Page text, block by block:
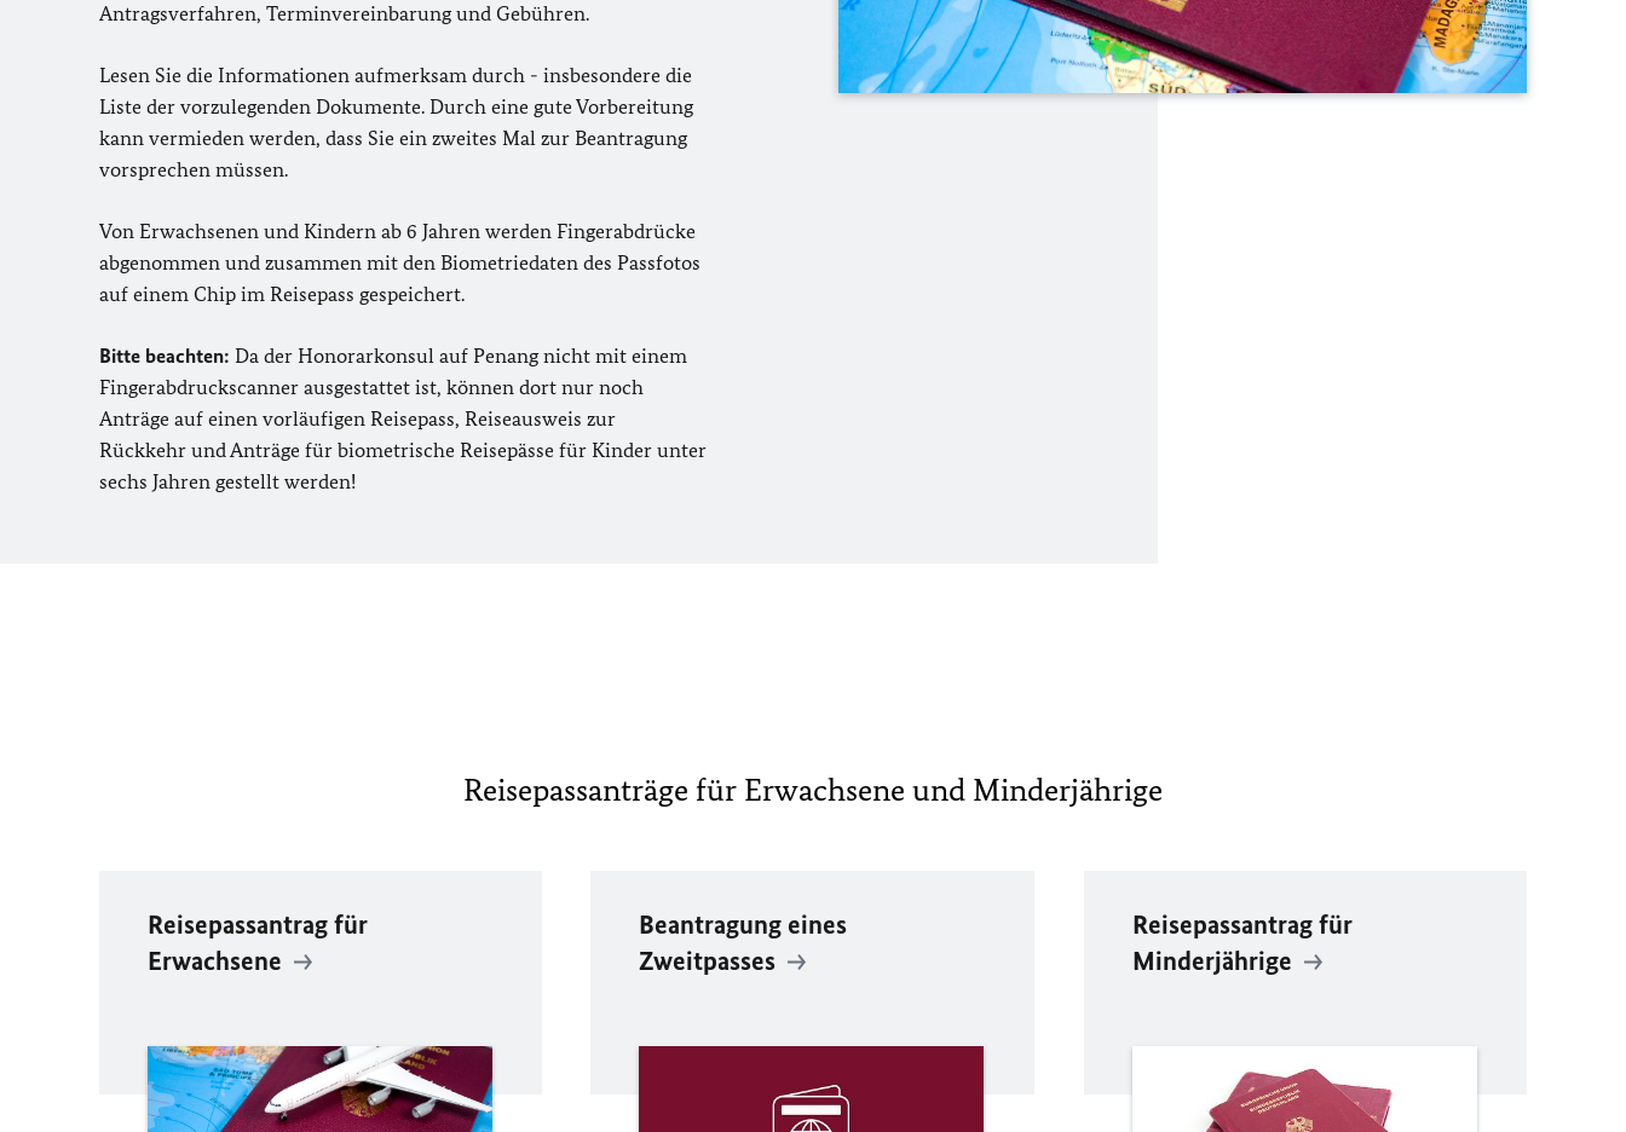
Antragsverfahren, Terminvereinbarung und Gebühren.
Lesen Sie die Informationen aufmerksam durch - insbesondere die
Liste der vorzulegenden Dokumente. Durch eine gute Vorbereitung
kann vermieden werden, dass Sie ein zweites Mal zur Beantragung
vorsprechen müssen.
Von Erwachsenen und Kindern ab 6 Jahren werden Fingerabdrücke
abgenommen und zusammen mit den Biometriedaten des Passfotos
auf einem Chip im Reisepass gespeichert.
Bitte beachten: Da der Honorarkonsul auf Penang nicht mit einem
Fingerabdruckscanner ausgestattet ist, können dort nur noch
Anträge auf einen vorläufigen Reisepass, Reiseausweis zur
Rückkehr und Anträge für biometrische Reisepässe für Kinder unter
sechs Jahren gestellt werden!
Reisepassanträge für Erwachsene und Minderjährige
Reisepassantrag für
Erwachsene
Beantragung eines
Zweitpasses
Reisepassantrag für
Minderjährige